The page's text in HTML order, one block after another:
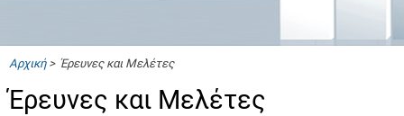
Αρχική> Έρευνες και Μελέτες
Έρευνες και Μελέτες